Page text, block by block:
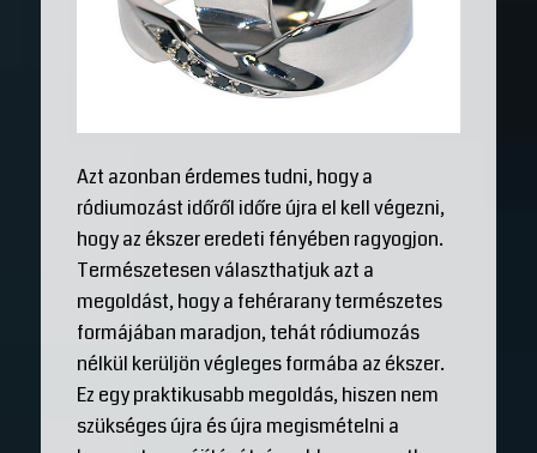
Azt azonban érdemes tudni, hogy a
ródiumozást időről időre újra el kell végezni,
hogy az ékszer eredeti fényében ragyogjon.
Természetesen választhatjuk azt a
megoldást, hogy a fehérarany természetes
formájában maradjon, tehát ródiumozás
nélkül kerüljön végleges formába az ékszer.
Ez egy praktikusabb megoldás, hiszen nem
szükséges újra és újra megismételni a